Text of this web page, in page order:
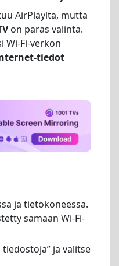
AirPlaylta, mutta
on paras valinta.
Wi-Fi-verkon
tiedot
ja tietokoneessa.
samaan Wi-Fi-
tiedostoja” ja valitse